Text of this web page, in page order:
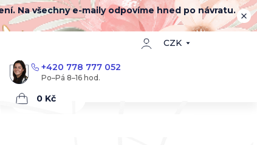
Na všechny e-maily odpovíme hned po návratu.
CZK
+420 778 777 052
Nákupní